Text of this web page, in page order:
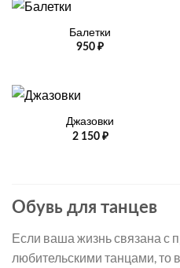
Балетки
950 ₽
Джазовки
2 150 ₽
Обувь для танцев
Если ваша жизнь связана с
любительскими танцами, то